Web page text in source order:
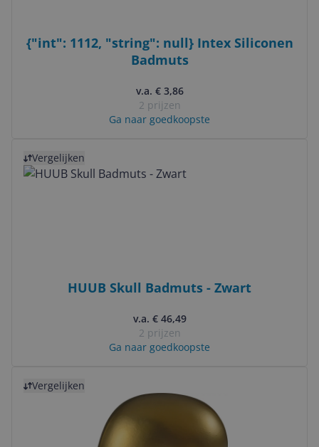
{"int": 1112, "string": null} Intex Siliconen
Badmuts
v.a. € 3,86
2 prijzen
Ga naar goedkoopste
Vergelijken
HUUB Skull Badmuts - Zwart
v.a. € 46,49
2 prijzen
Ga naar goedkoopste
Vergelijken